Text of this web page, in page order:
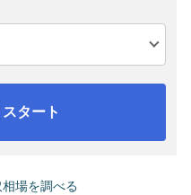
タート
場を調べる